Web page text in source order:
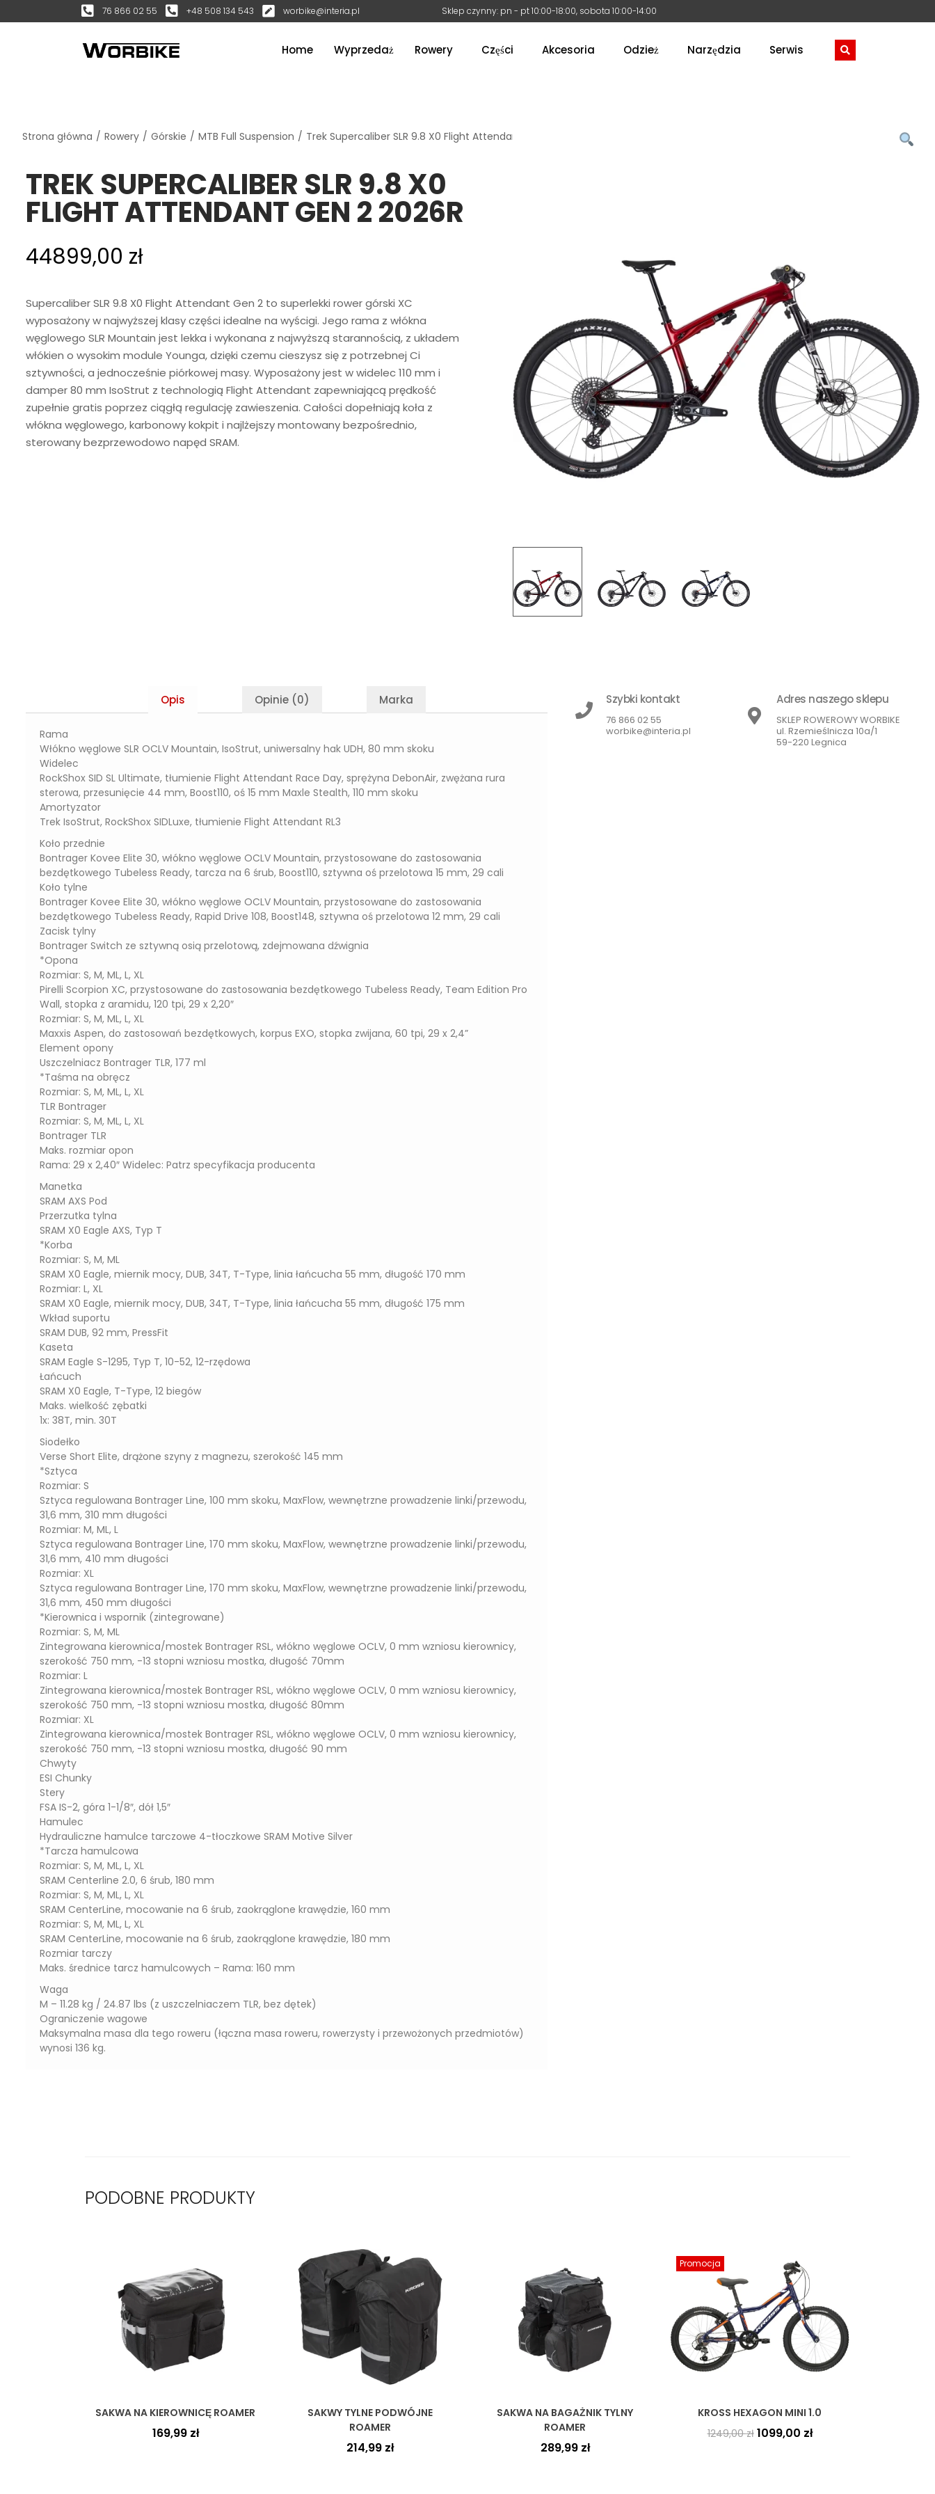
76 866 02 55 +48 508 134 543 worbike@interia.pl Sklep czynny: pn - pt 10:00-18:00, sobota 10:00-14:00
Home Wyprzedaż Rowery Części Akcesoria Odzież Narzędzia Serwis
Strona główna / Rowery / Górskie / MTB Full Suspension / Trek Supercaliber SLR 9.8 X0 Flight Attendant gen 2 2026r
TREK SUPERCALIBER SLR 9.8 X0
FLIGHT ATTENDANT GEN 2 2026R
44899,00 zł
Supercaliber SLR 9.8 X0 Flight Attendant Gen 2 to superlekki rower górski XC
wyposażony w najwyższej klasy części idealne na wyścigi. Jego rama z włókna
węglowego SLR Mountain jest lekka i wykonana z najwyższą starannością, z układem
włókien o wysokim module Younga, dzięki czemu cieszysz się z potrzebnej Ci
sztywności, a jednocześnie piórkowej masy. Wyposażony jest w widelec 110 mm i
damper 80 mm IsoStrut z technologią Flight Attendant zapewniającą prędkość
zupełnie gratis poprzez ciągłą regulację zawieszenia. Całości dopełniają koła z
włókna węglowego, karbonowy kokpit i najlżejszy montowany bezpośrednio,
sterowany bezprzewodowo napęd SRAM.
Opis Opinie (0) Marka
Rama
Włókno węglowe SLR OCLV Mountain, IsoStrut, uniwersalny hak UDH, 80 mm skoku
Widelec
RockShox SID SL Ultimate, tłumienie Flight Attendant Race Day, sprężyna DebonAir, zwężana rura
sterowa, przesunięcie 44 mm, Boost110, oś 15 mm Maxle Stealth, 110 mm skoku
Amortyzator
Trek IsoStrut, RockShox SIDLuxe, tłumienie Flight Attendant RL3
Koło przednie
Bontrager Kovee Elite 30, włókno węglowe OCLV Mountain, przystosowane do zastosowania
bezdętkowego Tubeless Ready, tarcza na 6 śrub, Boost110, sztywna oś przelotowa 15 mm, 29 cali
Koło tylne
Bontrager Kovee Elite 30, włókno węglowe OCLV Mountain, przystosowane do zastosowania
bezdętkowego Tubeless Ready, Rapid Drive 108, Boost148, sztywna oś przelotowa 12 mm, 29 cali
Zacisk tylny
Bontrager Switch ze sztywną osią przelotową, zdejmowana dźwignia
*Opona
Rozmiar: S, M, ML, L, XL
Pirelli Scorpion XC, przystosowane do zastosowania bezdętkowego Tubeless Ready, Team Edition Pro
Wall, stopka z aramidu, 120 tpi, 29 x 2,20″
Rozmiar: S, M, ML, L, XL
Maxxis Aspen, do zastosowań bezdętkowych, korpus EXO, stopka zwijana, 60 tpi, 29 x 2,4”
Element opony
Uszczelniacz Bontrager TLR, 177 ml
*Taśma na obręcz
Rozmiar: S, M, ML, L, XL
TLR Bontrager
Rozmiar: S, M, ML, L, XL
Bontrager TLR
Maks. rozmiar opon
Rama: 29 x 2,40″ Widelec: Patrz specyfikacja producenta
Manetka
SRAM AXS Pod
Przerzutka tylna
SRAM X0 Eagle AXS, Typ T
*Korba
Rozmiar: S, M, ML
SRAM X0 Eagle, miernik mocy, DUB, 34T, T-Type, linia łańcucha 55 mm, długość 170 mm
Rozmiar: L, XL
SRAM X0 Eagle, miernik mocy, DUB, 34T, T-Type, linia łańcucha 55 mm, długość 175 mm
Wkład suportu
SRAM DUB, 92 mm, PressFit
Kaseta
SRAM Eagle S-1295, Typ T, 10-52, 12-rzędowa
Łańcuch
SRAM X0 Eagle, T-Type, 12 biegów
Maks. wielkość zębatki
1x: 38T, min. 30T
Siodełko
Verse Short Elite, drążone szyny z magnezu, szerokość 145 mm
*Sztyca
Rozmiar: S
Sztyca regulowana Bontrager Line, 100 mm skoku, MaxFlow, wewnętrzne prowadzenie linki/przewodu,
31,6 mm, 310 mm długości
Rozmiar: M, ML, L
Sztyca regulowana Bontrager Line, 170 mm skoku, MaxFlow, wewnętrzne prowadzenie linki/przewodu,
31,6 mm, 410 mm długości
Rozmiar: XL
Sztyca regulowana Bontrager Line, 170 mm skoku, MaxFlow, wewnętrzne prowadzenie linki/przewodu,
31,6 mm, 450 mm długości
*Kierownica i wspornik (zintegrowane)
Rozmiar: S, M, ML
Zintegrowana kierownica/mostek Bontrager RSL, włókno węglowe OCLV, 0 mm wzniosu kierownicy,
szerokość 750 mm, -13 stopni wzniosu mostka, długość 70mm
Rozmiar: L
Zintegrowana kierownica/mostek Bontrager RSL, włókno węglowe OCLV, 0 mm wzniosu kierownicy,
szerokość 750 mm, -13 stopni wzniosu mostka, długość 80mm
Rozmiar: XL
Zintegrowana kierownica/mostek Bontrager RSL, włókno węglowe OCLV, 0 mm wzniosu kierownicy,
szerokość 750 mm, -13 stopni wzniosu mostka, długość 90 mm
Chwyty
ESI Chunky
Stery
FSA IS-2, góra 1-1/8″, dół 1,5″
Hamulec
Hydrauliczne hamulce tarczowe 4-tłoczkowe SRAM Motive Silver
*Tarcza hamulcowa
Rozmiar: S, M, ML, L, XL
SRAM Centerline 2.0, 6 śrub, 180 mm
Rozmiar: S, M, ML, L, XL
SRAM CenterLine, mocowanie na 6 śrub, zaokrąglone krawędzie, 160 mm
Rozmiar: S, M, ML, L, XL
SRAM CenterLine, mocowanie na 6 śrub, zaokrąglone krawędzie, 180 mm
Rozmiar tarczy
Maks. średnice tarcz hamulcowych – Rama: 160 mm
Waga
M – 11.28 kg / 24.87 lbs (z uszczelniaczem TLR, bez dętek)
Ograniczenie wagowe
Maksymalna masa dla tego roweru (łączna masa roweru, rowerzysty i przewożonych przedmiotów)
wynosi 136 kg.
Szybki kontakt
76 866 02 55
worbike@interia.pl
Adres naszego sklepu
SKLEP ROWEROWY WORBIKE
ul. Rzemieślnicza 10a/1
59-220 Legnica
PODOBNE PRODUKTY
SAKWA NA KIEROWNICĘ ROAMER
169,99 zł
SAKWY TYLNE PODWÓJNE
ROAMER
214,99 zł
SAKWA NA BAGAŻNIK TYLNY
ROAMER
289,99 zł
Promocja
KROSS HEXAGON MINI 1.0
1249,00zł 1099,00 zł